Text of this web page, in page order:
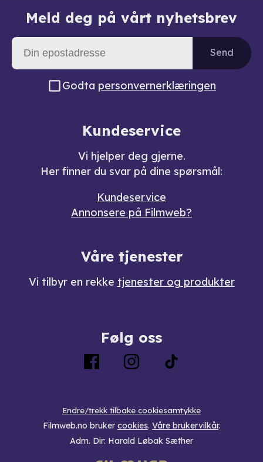
Meld deg på vårt nyhetsbrev
Send
Godta personvernerklæringen
Kundeservice
Vi hjelper deg gjerne.
Her finner du svar på dine spørsmål:
Kundeservice
Annonsere på Filmweb?
Våre tjenester
Vi tilbyr en rekke tjenester og produkter
Følg oss
Endre/trekk tilbake cookiesamtykke
Filmweb.no bruker cookies. Våre brukervilkår.
Adm. Dir: Harald Løbak Sæther